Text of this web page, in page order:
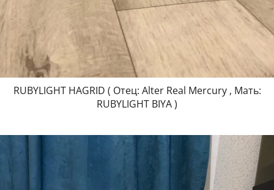
RUBYLIGHT HAGRID ( Отец: Alter Real Mercury , Мать:
RUBYLIGHT BIYA )